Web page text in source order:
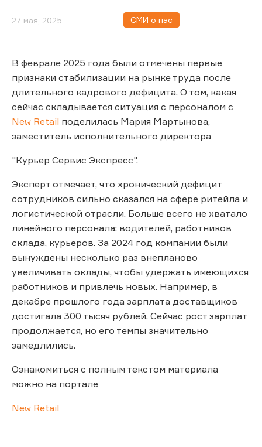
27 мая, 2025 СМИ о нас
В феврале 2025 года были отмечены первые
признаки стабилизации на рынке труда после
длительного кадрового дефицита. О том, какая
сейчас складывается ситуация с персоналом с
New Retail поделилась Мария Мартынова,
заместитель исполнительного директора
"Курьер Сервис Экспресс".
Эксперт отмечает, что хронический дефицит
сотрудников сильно сказался на сфере ритейла и
логистической отрасли. Больше всего не хватало
линейного персонала: водителей, работников
склада, курьеров. За 2024 год компании были
вынуждены несколько раз внепланово
увеличивать оклады, чтобы удержать имеющихся
работников и привлечь новых. Например, в
декабре прошлого года зарплата доставщиков
достигала 300 тысяч рублей. Сейчас рост зарплат
продолжается, но его темпы значительно
замедлились.
Ознакомиться с полным текстом материала
можно на портале
New Retail